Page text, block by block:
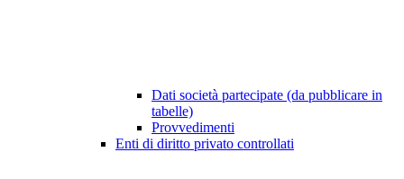
Dati società partecipate (da pubblicare in
tabelle)
Provvedimenti
Enti di diritto privato controllati